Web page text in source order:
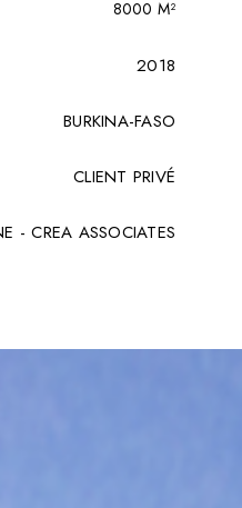
8000 M²
2018
BURKINA-FASO
CLIENT PRIVÉ
- CREA ASSOCIATES